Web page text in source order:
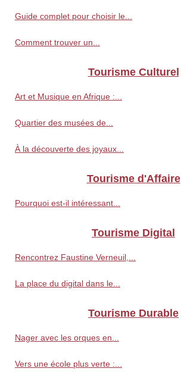
Guide complet pour choisir le...
Comment trouver un...
Tourisme Culturel
Art et Musique en Afrique :...
Quartier des musées de...
À la découverte des joyaux...
Tourisme d'Affaire
Pourquoi est-il intéressant...
Tourisme Digital
Rencontrez Faustine Verneuil,...
La place du digital dans le...
Tourisme Durable
Nager avec les orques en...
Vers une école plus verte :...